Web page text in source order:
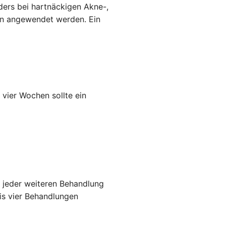
bei hartnäckigen Akne-,
angewendet werden. Ein
Wochen sollte ein
weiteren Behandlung
vier Behandlungen